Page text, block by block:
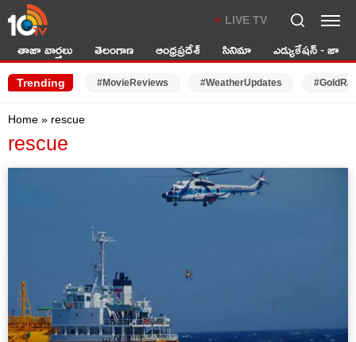
LIVE TV
తాజా వార్తలు తెలంగాణ ఆంధ్రప్రదేశ్ సినిమా ఎడ్యుకేషన్ - జాబ్స్
Trending #MovieReviews #WeatherUpdates
Home » rescue
rescue